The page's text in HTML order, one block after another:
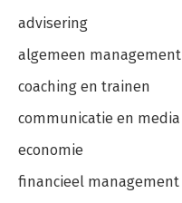
advisering
algemeen management
coaching en trainen
communicatie en media
economie
financieel management